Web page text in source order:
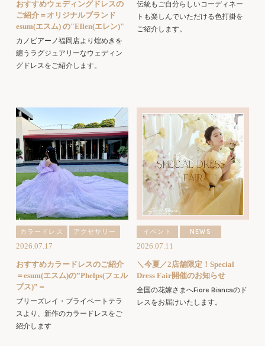
おすすめウェディングドレスの
ご紹介＝オリジナルブランド
esum(エスム) の"Ellen(エレン)"
カノビアーノ福岡店より煌めきを
纏うラグジュアリーなウェディン
グドレスをご紹介します。
伝統もご自分らしいコーディネー
トも楽しんでいただける色打掛を
ご紹介します。
カラードレス アクセサリー
2026.07.17
おすすめカラードレスのご紹介
＝esum(エスム)の”Phelps(フェル
プス)”＝
ブリーズレイ・プライベートテラ
スより、新作のカラードレスをご
紹介します
イベント NEWS
2026.07.11
＼今夏／2店舗限定！Special
Dress Fair開催のお知らせ
全国の花嫁さまへFiore Biancaのド
レスをお届けいたします。